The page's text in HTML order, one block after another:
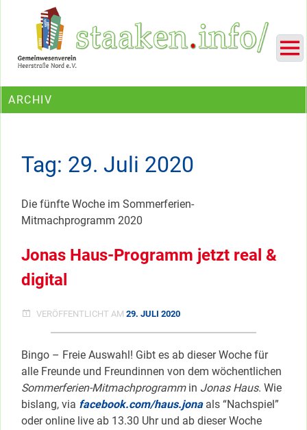
Ein Projekt des Gemeinwesenvereins Heerstraße Nord
ARCHIV
Tag: 29. Juli 2020
Die fünfte Woche im Sommerferien-
Mitmachprogramm 2020
Jonas Haus-Programm jetzt real &
digital
VERÖFFENTLICHT AM 29. JULI 2020
Bingo – Freie Auswahl! Gibt es ab dieser Woche für
alle Freunde und Freundinnen von dem wöchentlichen
Sommerferien-Mitmachprogrammin Jonas Haus. Wie
bislang, via facebook.com/haus.jonaals “Nachspiel”
oder online live ab 13.30 Uhr und ab dieser Woche